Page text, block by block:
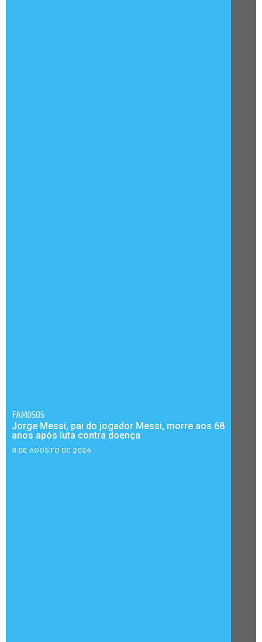
FAMOSOS
Jorge Messi, pai do jogador Messi, morre aos 68
anos após luta contra doença
8 DE AGOSTO DE 2026